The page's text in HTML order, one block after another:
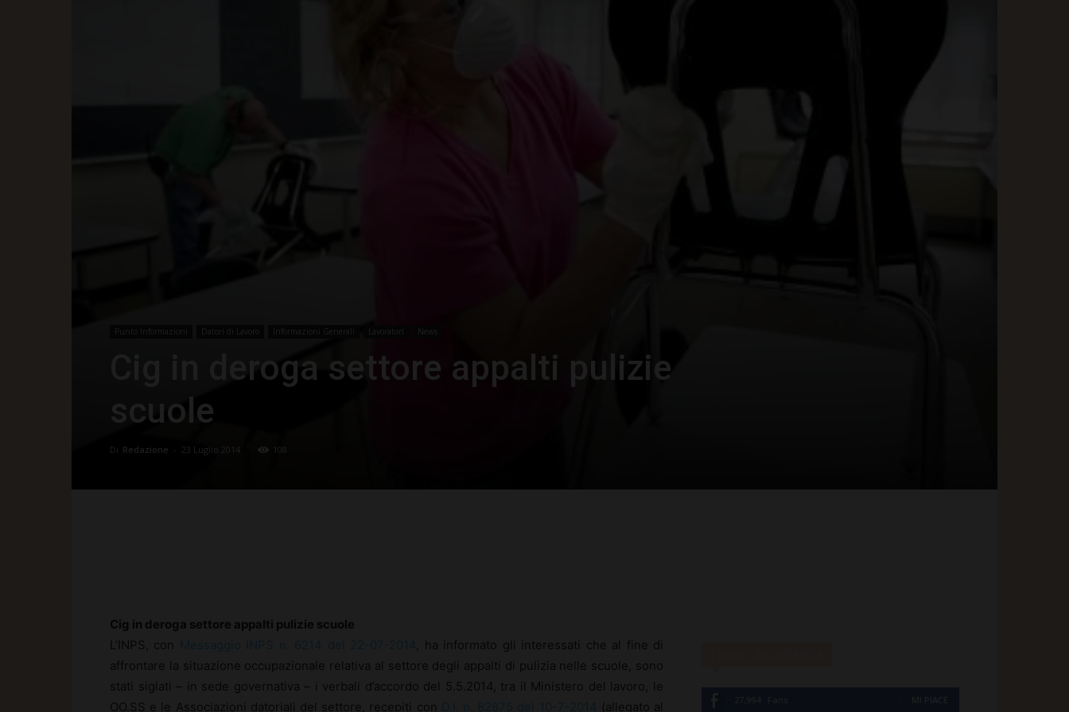
Punto Informazioni Datori di Lavoro Informazioni Generali Lavoratori News
Cig in deroga settore appalti pulizie
scuole
Di Redazione 23 Luglio 2014 108
Cig in deroga settore appalti pulizie scuole
L’INPS, con
, ha informato gli interessati che al fine di
affrontare la situazione occupazionale relativa al settore degli appalti di pulizia nelle scuole, sono
stati siglati – in sede governativa – i verbali d’accordo del 5.5.2014, tra il Ministero del lavoro, le
OO.SS e le Associazioni datoriali del settore, recepiti con
(allegato al